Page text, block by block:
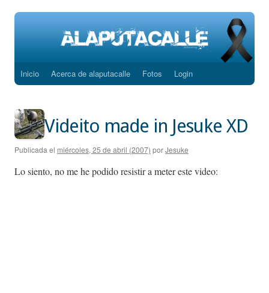
Saltar
contenido
Inicio Acerca de alaputacalle Fotos Login
Videito made in Jesuke XD
Publicada el miércoles, 25 de abril (2007) porJesuke
Lo siento, no me he podido resistir a meter este video: